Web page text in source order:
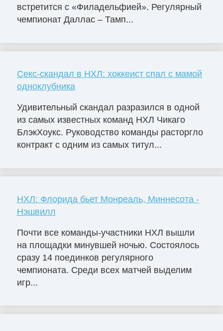
встретится с «Филадельфией». Регулярный
чемпионат Даллас – Тамп...
Секс-скандал в НХЛ: хоккеист спал с мамой
одноклубника
Удивительный скандал разразился в одной
из самых известных команд НХЛ Чикаго
БлэкХоукс. Руководство команды расторгло
контракт с одним из самых титул...
НХЛ: Флорида бьет Монреаль, Миннесота -
Нэшвилл
Почти все команды-участники НХЛ вышли
на площадки минувшей ночью. Состоялось
сразу 14 поединков регулярного
чемпионата. Среди всех матчей выделим
игр...